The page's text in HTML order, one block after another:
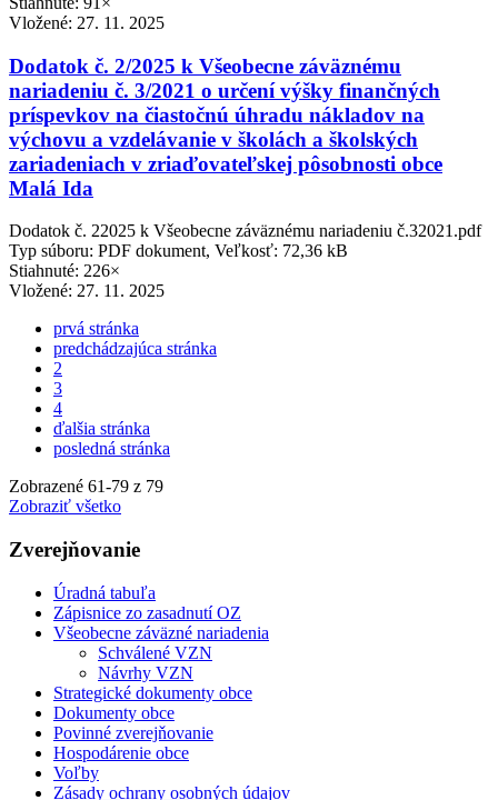
Vložené: 27. 11. 2025
Dodatok č. 2/2025 k Všeobecne záväznému
nariadeniu č. 3/2021 o určení výšky finančných
príspevkov na čiastočnú úhradu nákladov na
výchovu a vzdelávanie v školách a školských
zariadeniach v zriaďovateľskej pôsobnosti obce
Malá Ida
Dodatok č. 22025 k Všeobecne záväznému nariadeniu č.32021.pdf
Typ súboru: PDF dokument, Veľkosť: 72,36 kB
Stiahnuté: 226×
Vložené: 27. 11. 2025
prvá stránka
predchádzajúca stránka
2
3
4
ďalšia stránka
posledná stránka
Zobrazené 61-79 z 79
Zobraziť všetko
Zverejňovanie
Úradná tabuľa
Zápisnice zo zasadnutí OZ
Všeobecne záväzné nariadenia
Schválené VZN
Návrhy VZN
Strategické dokumenty obce
Dokumenty obce
Povinné zverejňovanie
Hospodárenie obce
Voľby
Zásady ochrany osobných údajov